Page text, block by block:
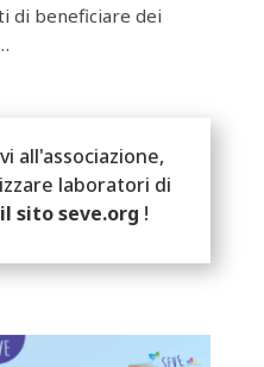
di beneficiare dei
all'associazione,
laboratori di
il sito seve.org !